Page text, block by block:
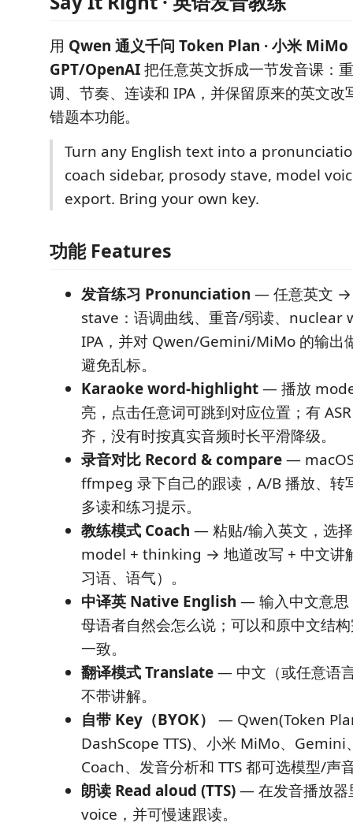
用 Qwen 通义千问 Token Plan · 小米 MiMo
GPT/OpenAI把任意英文拆成一节发音课：
调、节奏、连读和 IPA，并保留原来的英文改
错题本功能。
Turn any English text into a
coach sidebar, prosody stave, model
export. Bring your own key.
功能 Features
发音练习 Pronunciation — 任意英文 →
stave：语调曲线、重音/弱读、nuclear
IPA，并对 Qwen/Gemini/MiMo 的输出
避免乱标。
Karaoke word-highlight— 播放
亮，点击任意词可跳到对应位置；有
齐，没有时按真实音频时长平滑降级。
录音对比 Record & compare—
ffmpeg 录下自己的跟读，A/B 播放、转
多读和练习提示。
教练模式 Coach — 粘贴/输入英文，选
model + thinking → 地道改写 + 中文讲
习语、语气）。
中译英 Native English — 输入中文意思
母语者自然会怎么说；可以和原中文结
一致。
翻译模式 Translate— 中文（或任意语
不带讲解。
自带 Key（BYOK）
— Qwen(Token
DashScope TTS)、小米 MiMo、
Coach、发音分析和 TTS 都可选模型/声
朗读 Read aloud (TTS)— 在发音播放
voice，并可慢速跟读。